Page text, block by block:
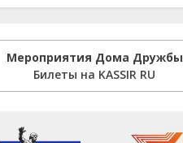
Мероприятия Дома Дружбы
Билеты на KASSIR RU